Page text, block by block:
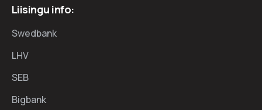
Liisingu info:
Swedbank
LHV
SEB
Bigbank